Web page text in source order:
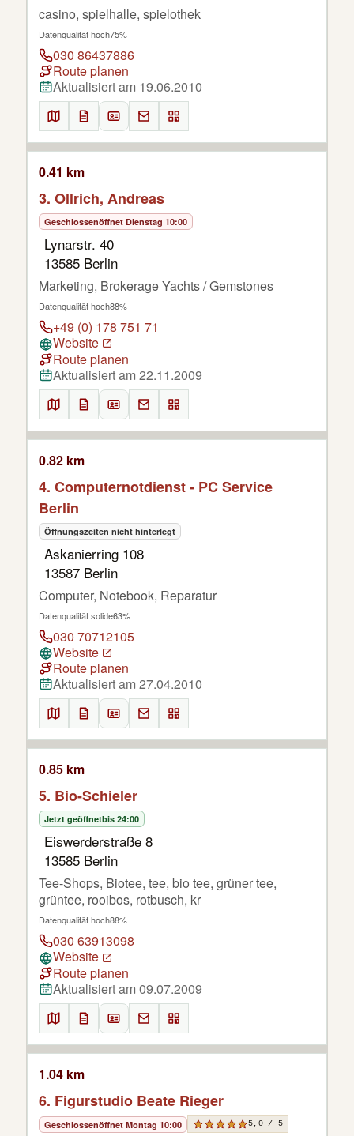
casino, spielhalle, spielothek
Datenqualität hoch75%
030 86437886
Route planen
Aktualisiert am 19.06.2010
0.41 km
3. Ollrich, Andreas
Geschlossenöffnet Dienstag 10:00
Lynarstr. 40
13585 Berlin
Marketing, Brokerage Yachts / Gemstones
Datenqualität hoch88%
+49 (0) 178 751 71
Website
Route planen
Aktualisiert am 22.11.2009
0.82 km
4. Computernotdienst - PC Service
Berlin
Öffnungszeiten nicht hinterlegt
Askanierring 108
13587 Berlin
Computer, Notebook, Reparatur
Datenqualität solide63%
030 70712105
Website
Route planen
Aktualisiert am 27.04.2010
0.85 km
5. Bio-Schieler
Jetzt geöffnetbis 24:00
Eiswerderstraße 8
13585 Berlin
Tee-Shops, Biotee, tee, bio tee, grüner tee,
grüntee, rooibos, rotbusch, kr
Datenqualität hoch88%
030 63913098
Website
Route planen
Aktualisiert am 09.07.2009
1.04 km
6. Figurstudio Beate Rieger
Geschlossenöffnet Montag 10:00 5,0 / 5